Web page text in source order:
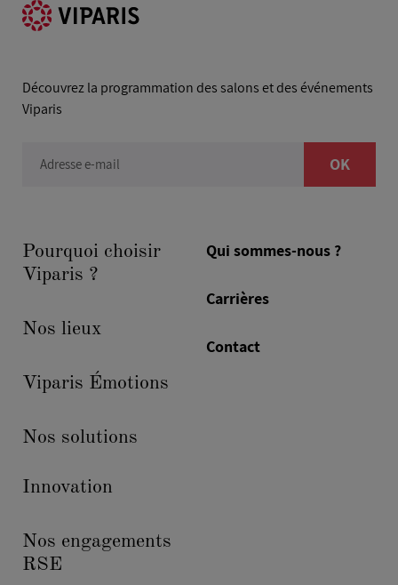
Découvrez la programmation des salons et des événements
Viparis
Adresse e-mail OK
Pourquoi choisir
Viparis ?
Nos lieux
Viparis Émotions
Nos solutions
Innovation
Nos engagements
RSE
Qui sommes-nous ?
Carrières
Contact